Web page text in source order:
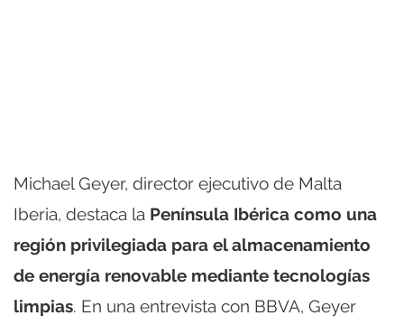
Michael Geyer, director ejecutivo de Malta
Iberia, destaca la Península Ibérica como una
región privilegiada para el almacenamiento
de energía renovable mediante tecnologías
limpias. En una entrevista con BBVA, Geyer